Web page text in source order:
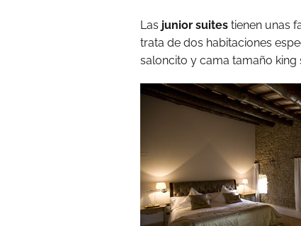
Las junior suites tienen unas
trata de dos habitaciones
saloncito y cama tamaño king